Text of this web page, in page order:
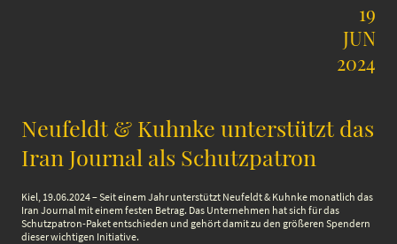
19
JUN
2024
Neufeldt & Kuhnke unterstützt das
Iran Journal als Schutzpatron
Kiel, 19.06.2024 – Seit einem Jahr unterstützt Neufeldt & Kuhnke monatlich das
Iran Journal mit einem festen Betrag. Das Unternehmen hat sich für das
Schutzpatron-Paket entschieden und gehört damit zu den größeren Spendern
dieser wichtigen Initiative.